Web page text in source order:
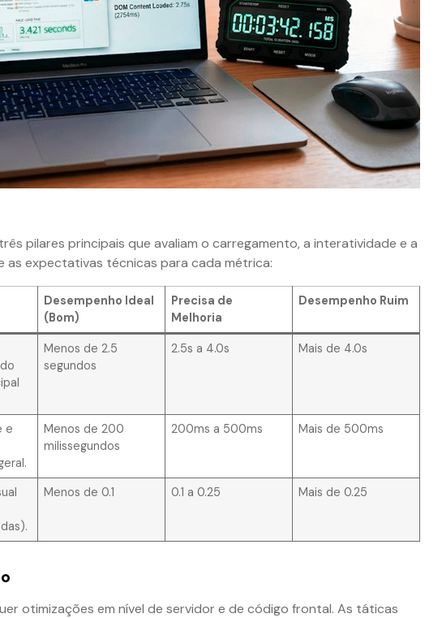
pilares principais que avaliam o carregamento, a interatividade e a
as expectativas técnicas para cada métrica:
Desempenho Ideal
(Bom)
Precisa de
Melhoria
Desempenho Ruim
Menos de 2.5
segundos
2.5s a 4.0s Mais de 4.0s
e
Menos de 200
milissegundos
200ms a 500ms Mais de 500ms
Menos de 0.1 0.1 a 0.25 Mais de 0.25
otimizações em nível de servidor e de código frontal. As táticas